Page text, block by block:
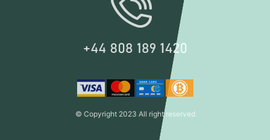
© Copyright 2023 All right reserved